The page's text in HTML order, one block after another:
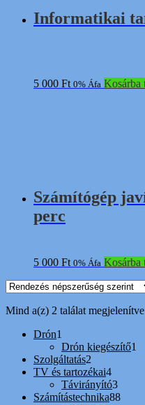
Informatikai
5 000 Ft 0% Áfa Kosárba
Számítógép
perc
5 000 Ft 0% Áfa Kosárba
Mind a(z) 2 találat megjelenítve
Drón1
termék
Drón kiegészítő1
Szolgáltatás2
termék
TV és tartozékai44
termék
Távirányító33
termék
Számítástechnika8888